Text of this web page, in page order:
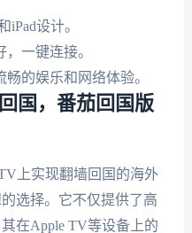
iPad设计。
一键连接。
的娱乐和网络体验。
国，番茄回国版
上实现翻墙回国的海外
选择。它不仅提供了高
在Apple TV等设备上的